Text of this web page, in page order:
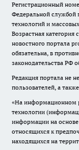
Регистрационный
Федеральной службой
технологий и
Возрастная категория
новостного портала
обязательна, в
законодательства РФ
Редакция портала не
пользователей, а
«На информационном
технологии
информации на основе
относящихся к
находящихся на